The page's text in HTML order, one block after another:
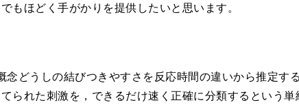
もほどく手がかりを提供したいと思います。
念どうしの結びつきやすさを反応時間の違いから推定す
られた刺激を，できるだけ速く正確に分類するという